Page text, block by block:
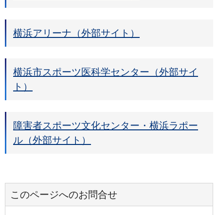
横浜アリーナ（外部サイト）
横浜市スポーツ医科学センター（外部サイ
ト）
障害者スポーツ文化センター・横浜ラポー
ル（外部サイト）
このページへのお問合せ